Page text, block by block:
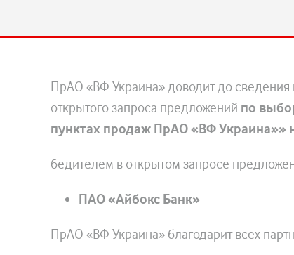
ПрАО «ВФ Украина» доводит до сведения
открытого запроса предложений по
пунктах продаж ПрАО «ВФ Украина»»
бедителем в открытом запросе
ПАО «Айбокс Банк»
ПрАО «ВФ Украина» благодарит всех